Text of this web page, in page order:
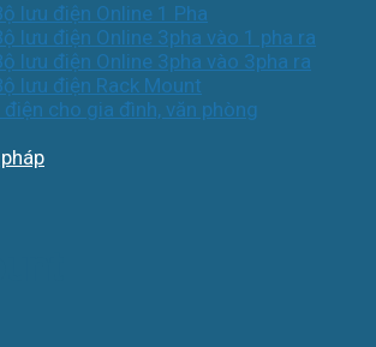
lưu điện Online 1 Pha
lưu điện Online 3pha vào 1 pha ra
lưu điện Online 3pha vào 3pha ra
lưu điện Rack Mount
điện cho gia đình, văn phòng